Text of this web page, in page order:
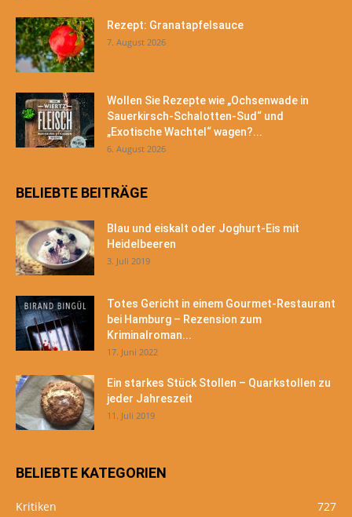
Rezept: Granatapfelsauce
7. August 2026
Wollen Sie Rezepte wie „Ochsenwade in
Sauerkirsch-Schalotten-Sud“ und
„Exotische Wachtel“ wagen?...
6. August 2026
BELIEBTE BEITRÄGE
Blau und eiskalt oder Joghurt-Eis mit
Heidelbeeren
3. Juli 2019
Totes Gericht in einem Gourmet-Restaurant
bei Hamburg – Rezension zum
Kriminalroman...
17. Juni 2022
Ein starkes Stück Stollen – Quarkstollen zu
jeder Jahreszeit
11. Juli 2019
BELIEBTE KATEGORIEN
Kritiken
727